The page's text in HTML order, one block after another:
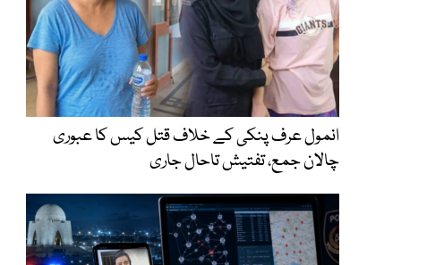
انمول عرف پنکی کے خلاف قتل کیس کا عبوری
چالان جمع، تفتیش تاحال جاری